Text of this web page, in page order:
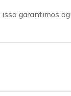
garantimos